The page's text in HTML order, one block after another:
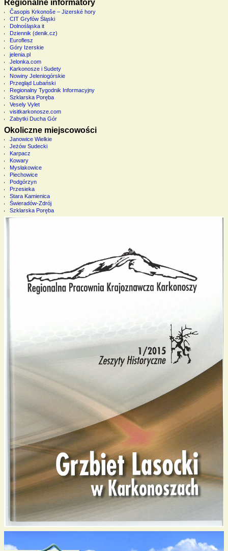
Regionalne informatory
Časopis Krkonoše – Jizerské hory
CIT Gryfów Śląski
Dolnośląska it
Dziennik (denik.cz)
Euroflesz
Góry Izerskie
jelenia.pl
Jelonka.com
Karkonosze i Sudety
Nowiny Jeleniogórskie
Przegląd Lubański
Regionalny Tygodnik Informacyjny
Szklarska Poręba
Vesely Vylet
visitkarkonosze.com
Zabytki Ducha Gór
Okoliczne miejscowości
Janowice Wielkie
Jeżów Sudecki
Karpacz
Kowary
Mysłakowice
Piechowice
Podgórzyn
Przesieka
Stara Kamienica
Świeradów-Zdrój
Szklarska Poręba